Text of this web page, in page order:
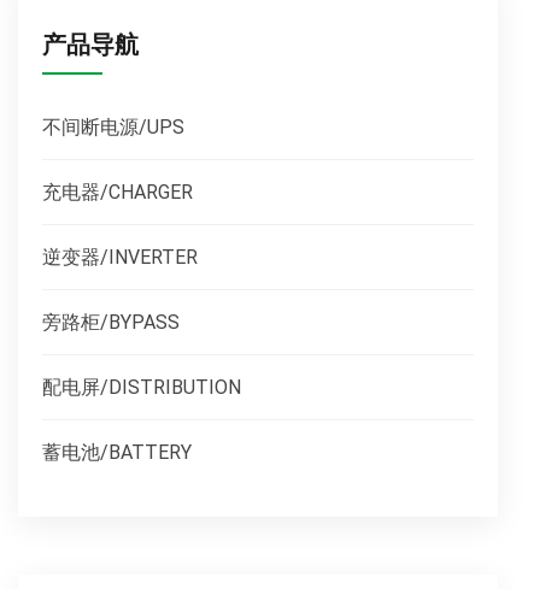
产品导航
不间断电源/UPS
充电器/CHARGER
逆变器/INVERTER
旁路柜/BYPASS
配电屏/DISTRIBUTION
蓄电池/BATTERY